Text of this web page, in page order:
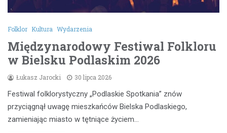
Folklor Kultura Wydarzenia
Międzynarodowy Festiwal Folkloru
w Bielsku Podlaskim 2026
Łukasz Jarocki 30 lipca 2026
Festiwal folklorystyczny „Podlaskie Spotkania” znów
przyciągnął uwagę mieszkańców Bielska Podlaskiego,
zamieniając miasto w tętniące życiem…